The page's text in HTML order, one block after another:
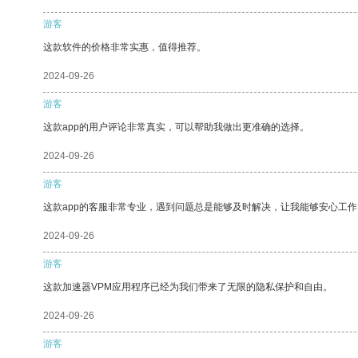
游客
这款软件的价格非常实惠，值得推荐。
2024-09-26
游客
这款app的用户评论非常真实，可以帮助我做出更准确的选择。
2024-09-26
游客
这款app的客服非常专业，遇到问题总是能够及时解决，让我能够安心工
2024-09-26
游客
这款加速器VPM应用程序已经为我们带来了无限的隐私保护和自由。
2024-09-26
游客